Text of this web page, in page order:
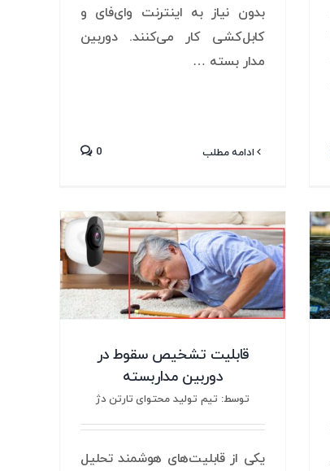
بدون نیاز به اینترنت وای‌فای و
کابل‌کشی کار می‌کنند. دوربین
مدار بسته …
ادامه مطلب 0
قابلیت تشخیص سقوط در
دوربین مداربسته
توسط: تیم تولید محتوای تارتن دژ
یکی از قابلیت‌های هوشمند تحلیل